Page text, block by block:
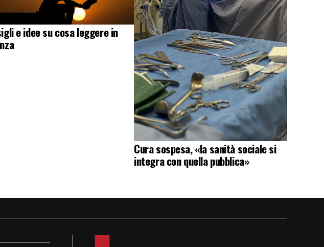
e idee su cosa leggere in
Cura sospesa, «la sanità sociale si
integra con quella pubblica»